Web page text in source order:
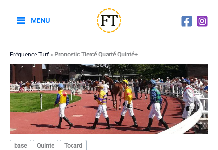
MENU
Fréquence Turf> Pronostic Tiercé Quarté Quinté+
base Quinte Tocard